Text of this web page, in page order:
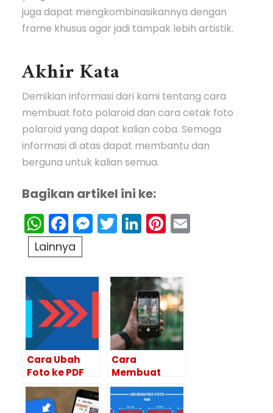
juga dapat mengkombinasikannya dengan
frame khusus agar jadi tampak lebih artistik.
Akhir Kata
Demikian informasi dari kami tentang cara
membuat foto polaroid dan cara cetak foto
polaroid yang dapat kalian coba. Semoga
informasi di atas dapat membantu dan
berguna untuk kalian semua.
Bagikan artikel ini ke:
WhatsApp
Facebook
Messenger
Twitter
LinkedIn
Pinterest
Lainnya
Cara Ubah
Foto ke PDF
Tanpa
Aplikasi
Cara
Membuat
Foto Menjadi
HD Tanpa